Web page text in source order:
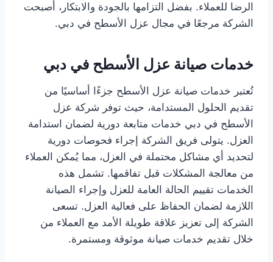
الرضا للعملاء. بفضل التزامها بالجودة والابتكار، أصبحت
الشركة مرجعًا في مجال عزل الأسطح في دبي.
خدمات صيانة عزل الأسطح في دبي
تُعتبر خدمات صيانة عزل الأسطح جزءًا أساسيًا من
تقديم الحلول المستدامة، حيث توفر شركة عزل
الأسطح في دبي خدمات متابعة دورية لضمان استدامة
العزل. يتولى فريق الشركة إجراء فحوصات دورية
لتحديد أي مشاكل محتملة في العزل، مما يُمكن العملاء
من معالجة المشكلات قبل تفاقمها. تشمل هذه
الخدمات تقييم الحالة العامة للعزل وإجراء الصيانة
اللازمة لضمان الحفاظ على فعالية العزل. تسعى
الشركة إلى تعزيز علاقة طويلة الأمد مع العملاء من
خلال تقديم خدمات صيانة موثوقة ومستمرة.